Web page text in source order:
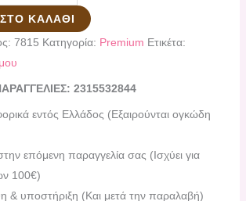
ΚΑΛΆΘΙ
7815 Κατηγορία: Premium Ετικέτα:
2315532844
εντός Ελλάδος (Εξαιρούνται ογκώδη
επόμενη παραγγελία σας (Ισχύει για
100€)
& υποστήριξη (Και μετά την παραλαβή)